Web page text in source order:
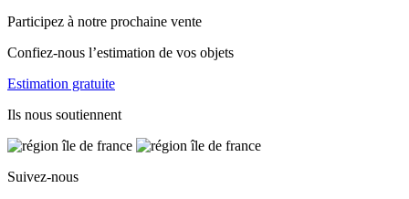
Participez à notre prochaine vente
Confiez-nous l’estimation de vos objets
Estimation gratuite
Ils nous soutiennent
Suivez-nous